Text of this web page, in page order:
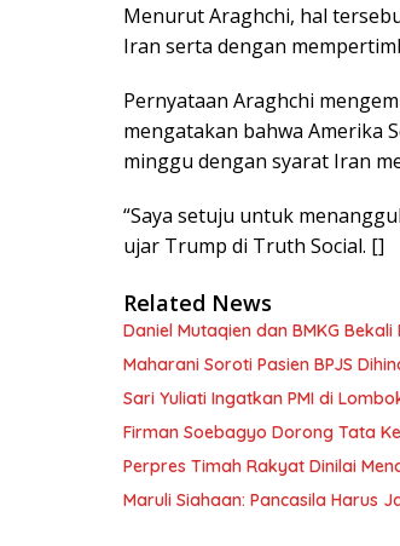
Menurut Araghchi, hal
Iran serta dengan
Pernyataan Araghchi
mengatakan bahwa Amerika
minggu dengan syarat Iran
“Saya setuju untuk
ujar Trump di Truth Social. []
Related News
Daniel Mutaqien dan BMKG
Maharani Soroti Pasien BPJS
Sari Yuliati Ingatkan PMI di
Firman Soebagyo Dorong Tata
Perpres Timah Rakyat Dinilai
Maruli Siahaan: Pancasila Harus